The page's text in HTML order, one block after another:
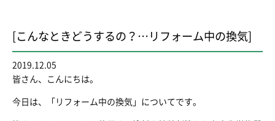
[こんなときどうするの？…リフォーム中の換気]
2019.12.05
皆さん、こんにちは。
今日は、「リフォーム中の換気」についてです。